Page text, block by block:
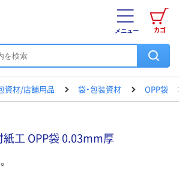
カゴ
メニュー
資材/店舗用品 袋・包装資材 OPP袋
紙工 OPP袋 0.03mm厚